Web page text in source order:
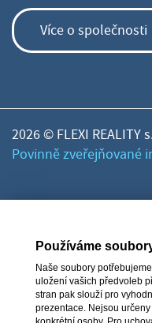
Více o společnosti
2026 © FLEXI REALITY
Povinně zveřejňované
Používáme
Naše soubory
uložení vašich předvoleb
stran pak slouží pro
prezentace. Nejsou